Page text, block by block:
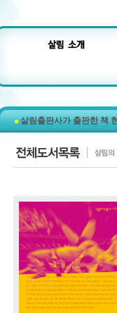
살림출판사가 출판한 책